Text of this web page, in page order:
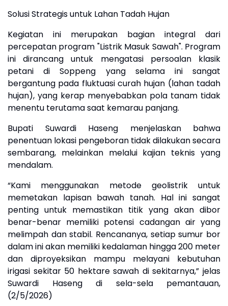
​Solusi Strategis untuk Lahan Tadah Hujan
​Kegiatan ini merupakan bagian integral dari
percepatan program "Listrik Masuk Sawah". Program
ini dirancang untuk mengatasi persoalan klasik
petani di Soppeng yang selama ini sangat
bergantung pada fluktuasi curah hujan (lahan tadah
hujan), yang kerap menyebabkan pola tanam tidak
menentu terutama saat kemarau panjang.
​Bupati Suwardi Haseng menjelaskan bahwa
penentuan lokasi pengeboran tidak dilakukan secara
sembarang, melainkan melalui kajian teknis yang
mendalam.
​“Kami menggunakan metode geolistrik untuk
memetakan lapisan bawah tanah. Hal ini sangat
penting untuk memastikan titik yang akan dibor
benar-benar memiliki potensi cadangan air yang
melimpah dan stabil. Rencananya, setiap sumur bor
dalam ini akan memiliki kedalaman hingga 200 meter
dan diproyeksikan mampu melayani kebutuhan
irigasi sekitar 50 hektare sawah di sekitarnya,” jelas
Suwardi Haseng di sela-sela pemantauan,
(2/5/2026)